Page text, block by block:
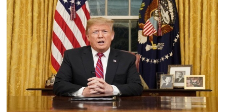
سياحة
وسفر
ديكور
أخبار
إعلام